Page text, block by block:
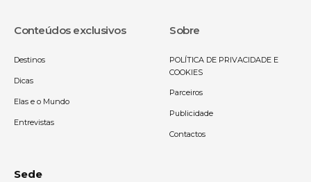
Conteúdos exclusivos
Destinos
Dicas
Elas e o Mundo
Entrevistas
Sobre
POLÍTICA DE PRIVACIDADE E
COOKIES
Parceiros
Publicidade
Contactos
Sede